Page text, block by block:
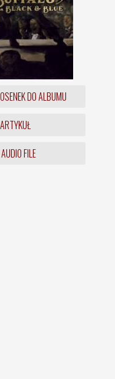
DO ALBUMU
FILE